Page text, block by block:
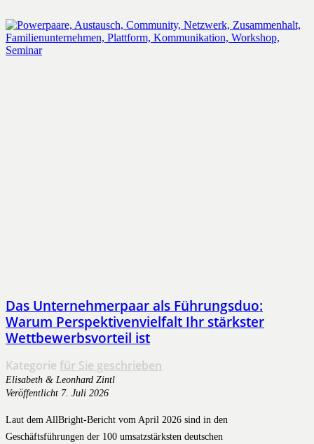
Das Unternehmerpaar als Führungsduo:
Warum Perspektivenvielfalt Ihr stärkster
Wettbewerbsvorteil ist
Kategorie für Sie geschrieben
Elisabeth & Leonhard Zintl
Veröffentlicht 7. Juli 2026
Laut dem AllBright-Bericht vom April 2026 sind in den
Geschäftsführungen der 100 umsatzstärksten deutschen